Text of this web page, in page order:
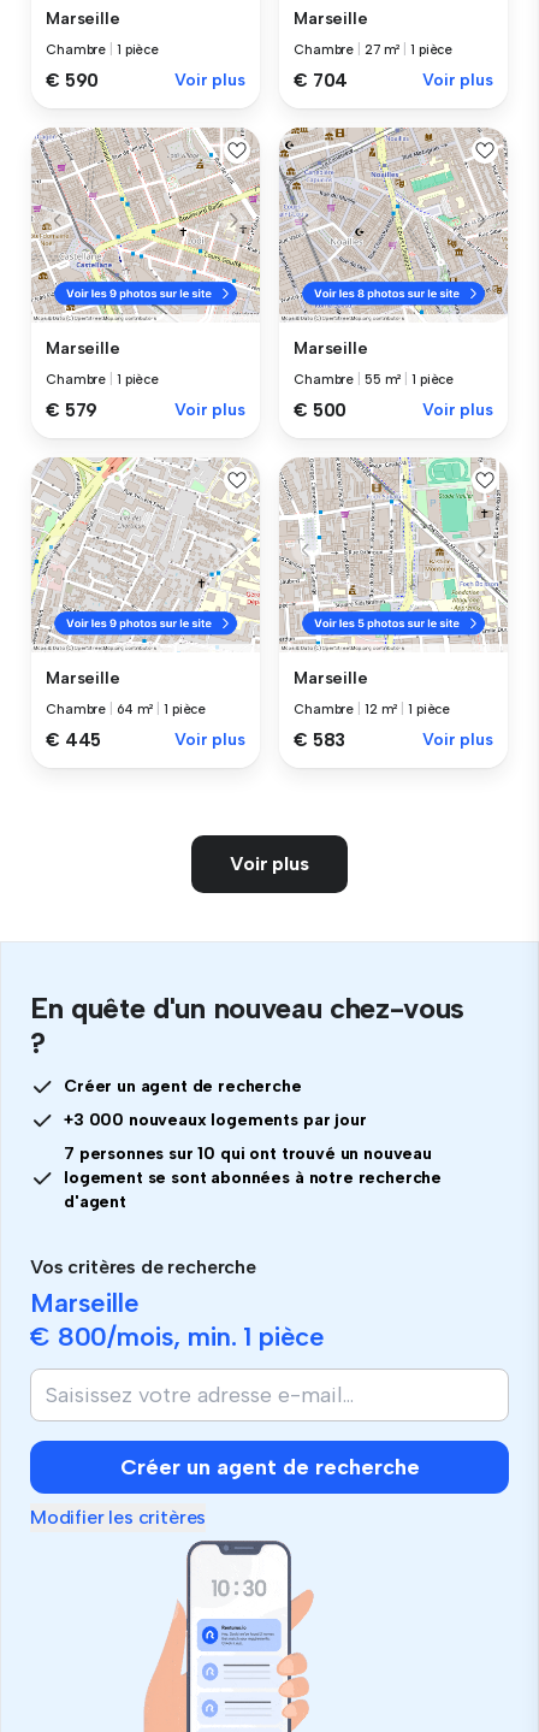
Marseille
Chambre 1 pièce
€ 590 Voir plus
Marseille
Chambre 27 m² |1 pièce
€ 704 Voir plus
Marseille
Chambre 1 pièce
€ 579 Voir plus
Marseille
Chambre 55 m² |1 pièce
€ 500 Voir plus
Marseille
Chambre 64 m² |1 pièce
€ 445 Voir plus
Marseille
Chambre 12 m² |1 pièce
€ 583 Voir plus
Voir plus
En quête d'un nouveau chez-vous
?
Créer un agent de recherche
+3 000 nouveaux logements par jour
7 personnes sur 10 qui ont trouvé un nouveau
logement se sont abonnées à notre recherche
d'agent
Vos critères de recherche
Marseille
€ 800/mois, min. 1 pièce
Créer un agent de recherche
Modifier les critères